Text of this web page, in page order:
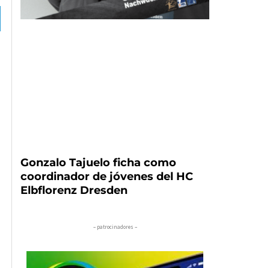
Gonzalo Tajuelo ficha como
coordinador de jóvenes del HC
Elbflorenz Dresden
– patrocinadores –